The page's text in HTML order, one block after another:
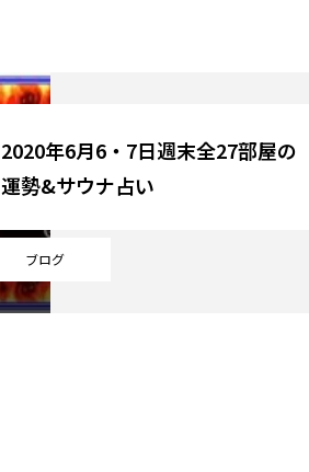
ブログ
2020年6月6・7日週末全27部屋の
運勢&サウナ占い